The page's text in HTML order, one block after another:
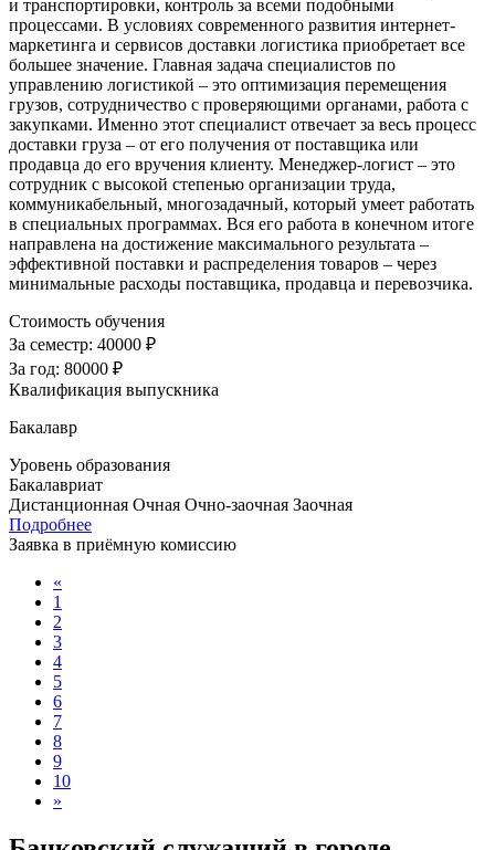
и транспортировки, контроль за всеми подобными
процессами. В условиях современного развития интернет-
маркетинга и сервисов доставки логистика приобретает все
большее значение. Главная задача специалистов по
управлению логистикой – это оптимизация перемещения
грузов, сотрудничество с проверяющими органами, работа с
закупками. Именно этот специалист отвечает за весь процесс
доставки груза – от его получения от поставщика или
продавца до его вручения клиенту. Менеджер-логист – это
сотрудник с высокой степенью организации труда,
коммуникабельный, многозадачный, который умеет работать
в специальных программах. Вся его работа в конечном итоге
направлена на достижение максимального результата –
эффективной поставки и распределения товаров – через
минимальные расходы поставщика, продавца и перевозчика.
Стоимость обучения
За семестр: 40000 ₽
За год: 80000 ₽
Квалификация выпускника
Бакалавр
Уровень образования
Бакалавриат
Дистанционная Очная Очно-заочная Заочная
Подробнее
Заявка в приёмную комиссию
«
1
2
3
4
5
6
7
8
9
10
»